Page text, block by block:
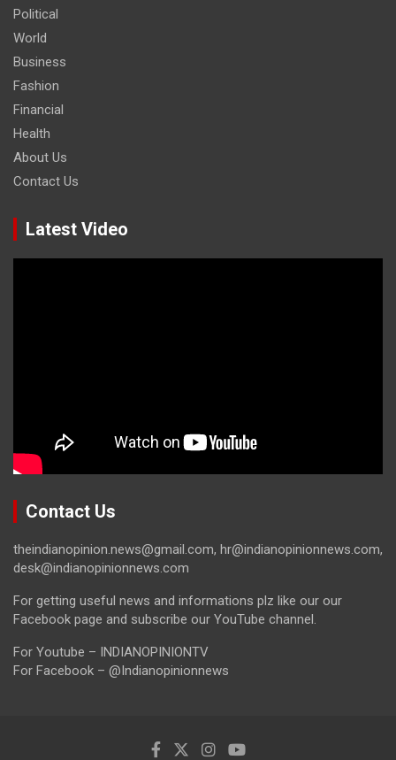
Political
World
Business
Fashion
Financial
Health
About Us
Contact Us
Latest Video
Contact Us
theindianopinion.news@gmail.com, hr@indianopinionnews.com,
desk@indianopinionnews.com
For getting useful news and informations plz like our our
Facebook page and subscribe our YouTube channel.
For Youtube – INDIANOPINIONTV
For Facebook – @Indianopinionnews